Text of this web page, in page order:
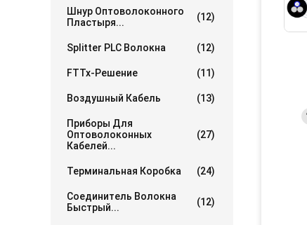
Шнур Оптоволоконного
Пластыря...
(12)
Splitter PLC Волокна (12)
FTTx-Решение (11)
Воздушный Кабель (13)
Приборы Для
Оптоволоконных
Кабелей...
(27)
Терминальная Коробка (24)
Соединитель Волокна
Быстрый...
(12)